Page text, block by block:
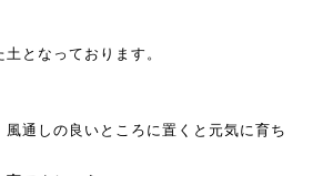
となっております。
風通しの良いところに置くと元気に育ち